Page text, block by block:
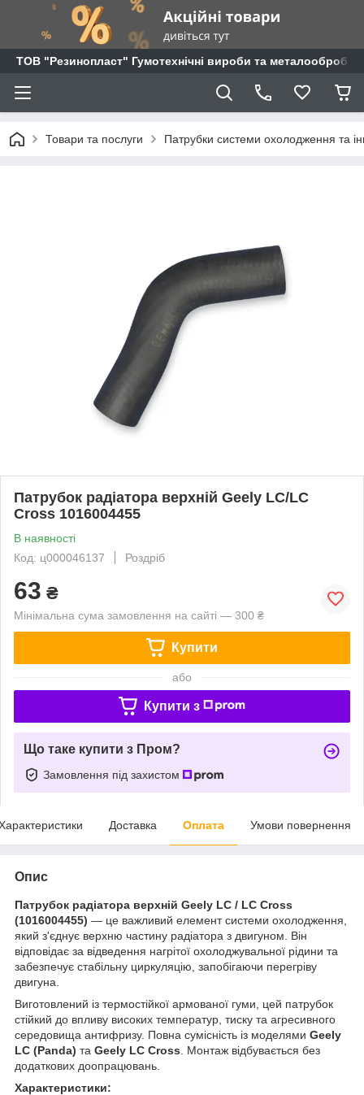
ТОВ "Резинопласт" Гумотехнічні вироби та металообробка
Товари та послуги Патрубки системи охолодження та
Патрубок радіатора верхній Geely LC/LC
Cross 1016004455
В наявності
Код: ц000046137
Роздріб
63 ₴
Мінімальна сума замовлення на сайті — 300 ₴
Купити
або
Купити з
Що таке купити з Пром?
Замовлення під захистом
Доставка Оплата Умови повернення
Опис
Патрубок радіатора верхній Geely LC / LC Cross
(1016004455) — це важливий елемент системи охолодження,
який з'єднує верхню частину радіатора з двигуном. Він
відповідає за відведення нагрітої охолоджувальної рідини та
забезпечує стабільну циркуляцію, запобігаючи перегріву
двигуна.
Виготовлений із термостійкої армованої гуми, цей патрубок
стійкий до впливу високих температур, тиску та агресивного
середовища антифризу. Повна сумісність із моделями Geely
LC (Panda) та Geely LC Cross . Монтаж відбувається без
додаткових доопрацювань.
Характеристики: